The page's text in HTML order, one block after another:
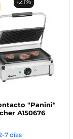
"Panini"
A150676
7 días